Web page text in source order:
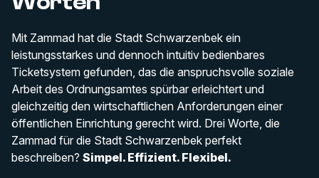
Mit Zammad hat die Stadt Schwarzenbek ein
leistungsstarkes und dennoch intuitiv bedienbares
Ticketsystem gefunden, das die anspruchsvolle soziale
Arbeit des Ordnungsamtes spürbar erleichtert und
gleichzeitig den wirtschaftlichen Anforderungen einer
öffentlichen Einrichtung gerecht wird. Drei Worte, die
Zammad für die Stadt Schwarzenbek perfekt
beschreiben? Simpel. Effizient. Flexibel.